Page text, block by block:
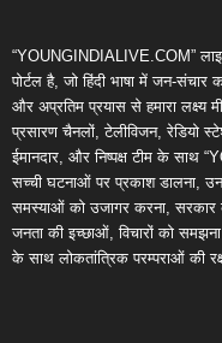
“YOUNGINDIALIVE.COM”
पोर्टल है, जो हिंदी भाषा में जन-
और अप्रतिम प्रयास से हमारा लक्ष्य
प्रसारण चैनलों, टेलीविजन, रेडियो
ईमानदार, और निष्पक्ष टीम के साथ
सच्ची घटनाओं पर प्रकाश डालना,
समस्याओं को उजागर करना, सरकार
जनता की इच्छाओं, विचारों को
के साथ लोकतांत्रिक परम्पराओं की